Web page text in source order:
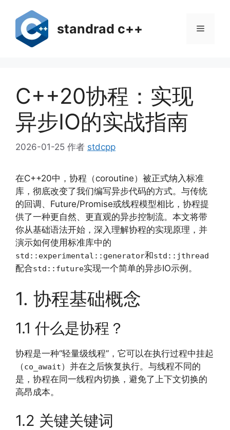
standrad c++ 菜
C++20协程：实现
异步IO的实战指南
2026-01-25 作者 stdcpp
在C++20中，协程（coroutine）被正式纳入标准
库，彻底改变了我们编写异步代码的方式。与传统
的回调、Future/Promise或线程模型相比，协程提
供了一种更自然、更直观的异步控制流。本文将带
你从基础语法开始，深入理解协程的实现原理，并
演示如何使用标准库中的
std::experimental::generator和std::jthread
配合std::future实现一个简单的异步IO示例。
1. 协程基础概念
1.1 什么是协程？
协程是一种“轻量级线程”，它可以在执行过程中挂起
（co_await）并在之后恢复执行。与线程不同的
是，协程在同一线程内切换，避免了上下文切换的
高昂成本。
1.2 关键关键词